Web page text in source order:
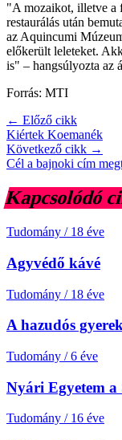
"A mozaikot, illetve a
restaurálás után
az Aquincumi
előkerült leleteket.
is" – hangsúlyozta az
Forrás: MTI
← Előző cikk
Kiértek Koemanék
Következő cikk →
Cél a bajnoki cím
Kapcsolódó
Tudomány / 18 éve
Agyvédő kávé
Tudomány / 18 éve
A hazudós
Tudomány / 6 éve
Nyári Egyetem a
Tudomány / 16 éve